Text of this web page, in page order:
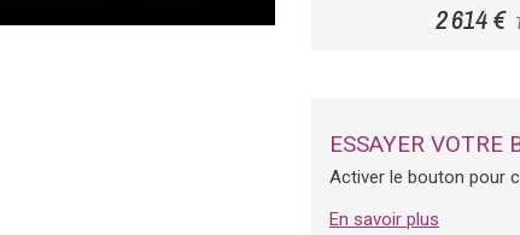
2 614 €
ESSAYER VOTRE
Activer le bouton pour
En savoir plus